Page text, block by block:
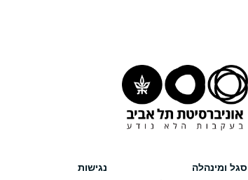
סגל ומינהלה
נגישות